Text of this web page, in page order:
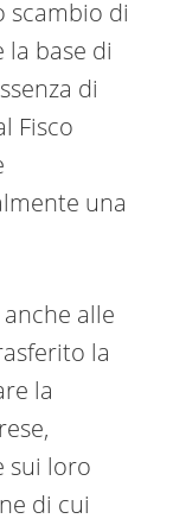
scambio di
base di
di
Fisco
una
anche alle
la
la
sui loro
di cui